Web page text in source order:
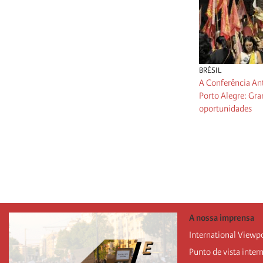
BRÉSIL
A Conferência
Porto Alegre:
oportunidades
A nossa imprensa
International
Punto de vista